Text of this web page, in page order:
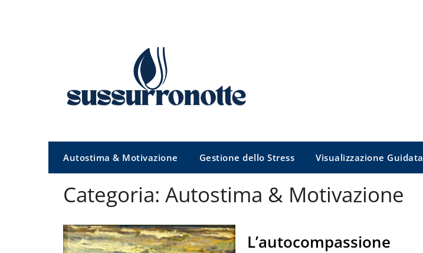
Autostima & Motivazione Gestione dello Stress Visualizzazione Guidata
Categoria: Autostima & Motivazione
L’autocompassione